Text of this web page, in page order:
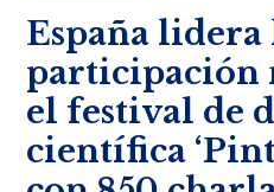
España lidera
participación
el festival de
científica ‘Pint